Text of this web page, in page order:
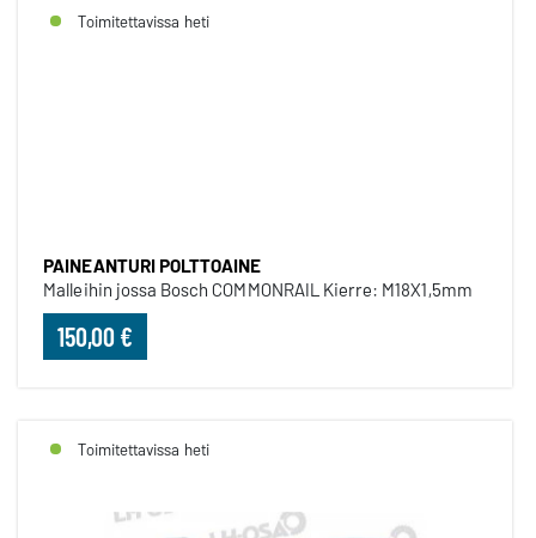
Toimitettavissa heti
PAINEANTURI POLTTOAINE
Malleihin jossa Bosch COMMONRAIL Kierre: M18X1,5mm
150,00 €
Toimitettavissa heti